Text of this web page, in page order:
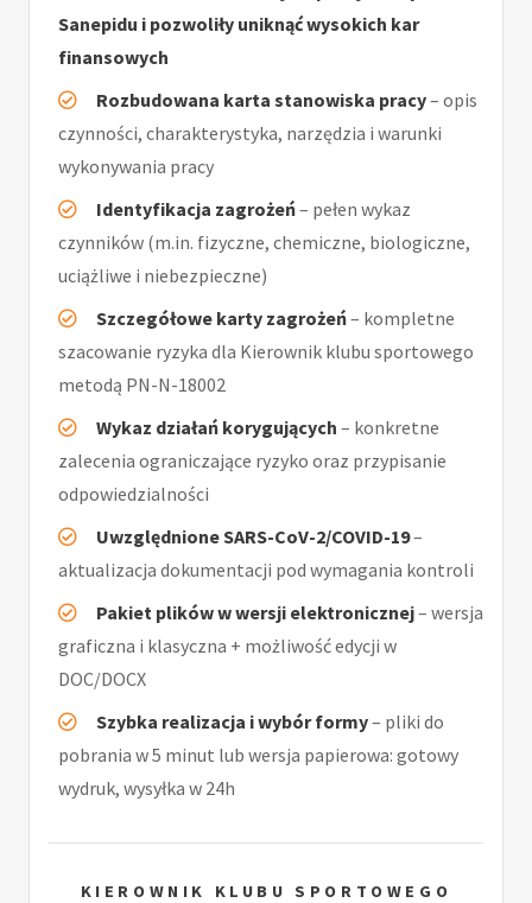
Sanepidu i pozwoliły uniknąć wysokich kar
finansowych
Rozbudowana karta stanowiska pracy– opis
czynności, charakterystyka, narzędzia i warunki
wykonywania pracy
Identyfikacja zagrożeń– pełen wykaz
czynników (m.in. fizyczne, chemiczne, biologiczne,
uciążliwe i niebezpieczne)
Szczegółowe karty zagrożeń– kompletne
szacowanie ryzyka dla Kierownik klubu sportowego
metodą PN-N-18002
Wykaz działań korygujących – konkretne
zalecenia ograniczające ryzyko oraz przypisanie
odpowiedzialności
Uwzględnione SARS-CoV-2/COVID-19–
aktualizacja dokumentacji pod wymagania kontroli
Pakiet plików w wersji elektronicznej– wersja
graficzna i klasyczna + możliwość edycji w
DOC/DOCX
Szybka realizacja i wybór formy– pliki do
pobrania w 5 minut lub wersja papierowa: gotowy
wydruk, wysyłka w 24h
KIEROWNIK KLUBU SPORTOWEGO